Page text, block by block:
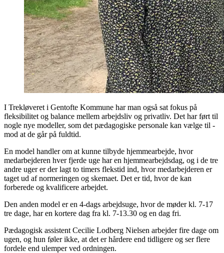
I Trekløveret i Gentofte Kommune har man også sat fokus på
fleksibilitet og balance mellem arbejdsliv og privatliv. Det har ført til
nogle nye modeller, som det pædagogiske personale kan vælge til -
mod at de går på fuldtid.
En model handler om at kunne tilbyde hjemmearbejde, hvor
medarbejderen hver fjerde uge har en hjemmearbejdsdag, og i de tre
andre uger er der lagt to timers flekstid ind, hvor medarbejderen er
taget ud af normeringen og skemaet. Det er tid, hvor de kan
forberede og kvalificere arbejdet.
Den anden model er en 4-dags arbejdsuge, hvor de møder kl. 7-17
tre dage, har en kortere dag fra kl. 7-13.30 og en dag fri.
Pædagogisk assistent Cecilie Lodberg Nielsen arbejder fire dage om
ugen, og hun føler ikke, at det er hårdere end tidligere og ser flere
fordele end ulemper ved ordningen.